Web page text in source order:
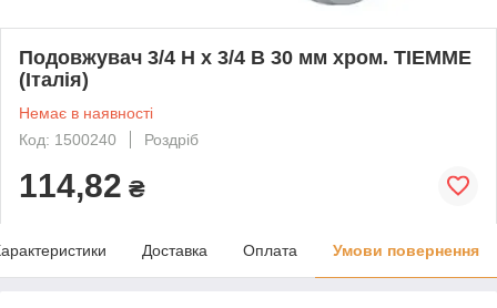
Подовжувач 3/4 Н x 3/4 В 30 мм хром. TIEMME
(Італія)
Немає в наявності
Код: 1500240
Роздріб
114,82 ₴
Доставка Оплата Умови повернення